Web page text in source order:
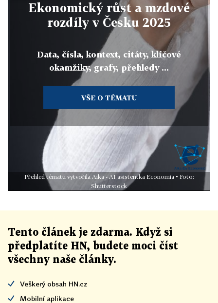
Ekonomický růst a mzdové
rozdíly v Česku 2025
Data, čísla, kontext, citáty, klíčové
okamžiky, grafy, přehledy ...
VŠE O TÉMATU
Přehled tématu vytvořila Aika - AI asistentka Economia • Foto:
Shutterstock
Tento článek je zdarma. Když si
předplatíte HN, budete moci číst
všechny naše články.
Veškerý obsah HN.cz
Mobilní aplikace